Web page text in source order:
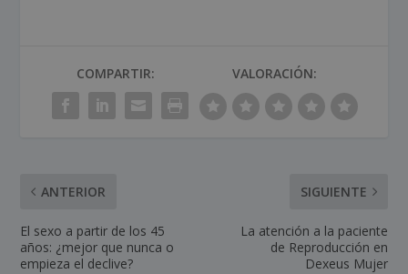
COMPARTIR: VALORACIÓN:
ANTERIOR
El sexo a partir de los 45
años: ¿mejor que nunca o
empieza el declive?
SIGUIENTE
La atención a la paciente
de Reproducción en
Dexeus Mujer